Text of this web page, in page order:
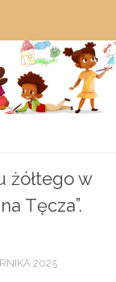
żółtego w
Tęcza”.
2025